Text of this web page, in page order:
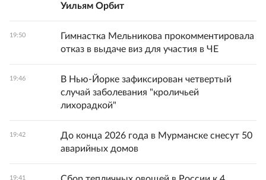
Уильям Орбит
19:50
Гимнастка Мельникова прокомментировала
отказ в выдаче виз для участия в ЧЕ
19:46
В Нью-Йорке зафиксирован четвертый
случай заболевания "кроличьей
лихорадкой"
19:42
До конца 2026 года в Мурманске снесут 50
аварийных домов
19:41